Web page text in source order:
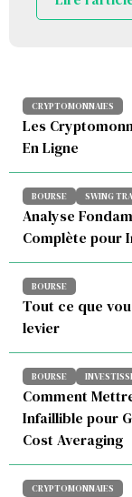
CRYPTOMONNAIES
Les
En Ligne
BOURSE SWING
Analyse
Complète pour
BOURSE
Tout ce que
levier
BOURSE
Comment
Infaillible pour
Cost Averaging
CRYPTOMONNAIES